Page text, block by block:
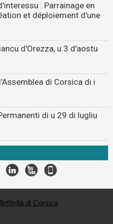
: Parrainage en
et déploiement d'une
d'Orezza, u 3 d'aostu
di Corsica di i
di u 29 di lugliu